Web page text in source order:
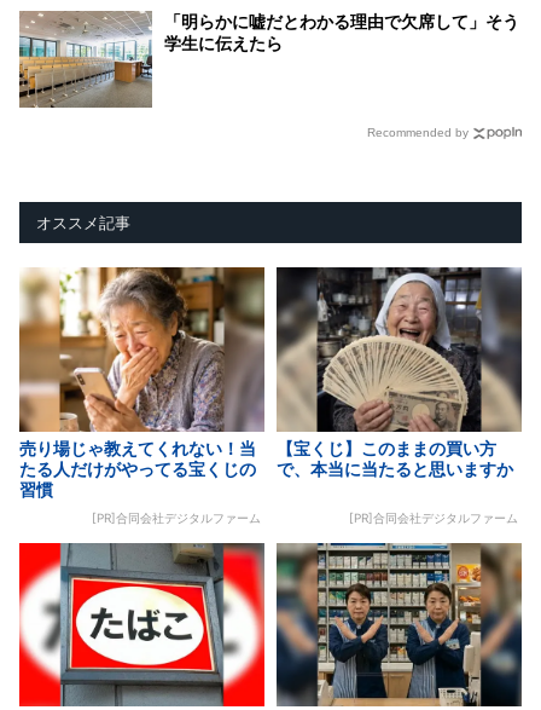
「明らかに嘘だとわかる理由で欠席して」そう
学生に伝えたら
Recommended by
オススメ記事
売り場じゃ教えてくれない！当
たる人だけがやってる宝くじの
習慣
[PR]合同会社デジタルファーム
【宝くじ】このままの買い方
で、本当に当たると思いますか
[PR]合同会社デジタルファーム